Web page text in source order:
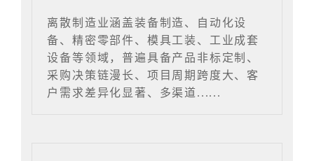
离散制造业涵盖装备制造、自动化设
备、精密零部件、模具工装、工业成套
设备等领域，普遍具备产品非标定制、
采购决策链漫长、项目周期跨度大、客
户需求差异化显著、多渠道......